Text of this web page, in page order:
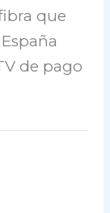
que
de pago